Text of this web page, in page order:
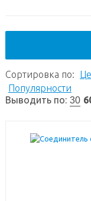
Сортировка по:
Популярности
Выводить по: 30